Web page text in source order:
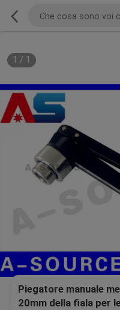
1 / 1
Piegatore manuale
20mm della fiala per